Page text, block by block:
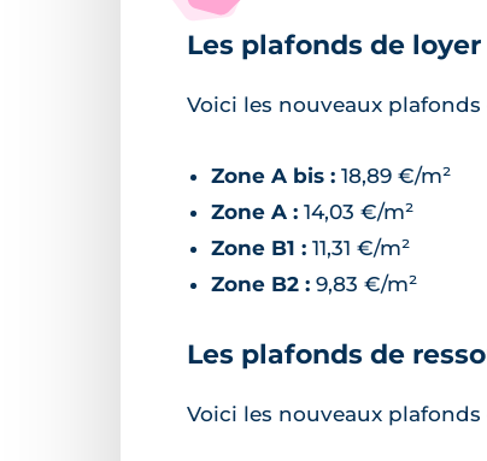
Les plafonds de
Voici les nouveaux
Zone A bis : 18,89 €/m²
Zone A : 14,03 €/m²
Zone B1 : 11,31 €/m²
Zone B2 : 9,83 €/m²
Les plafonds de
Voici les nouveaux